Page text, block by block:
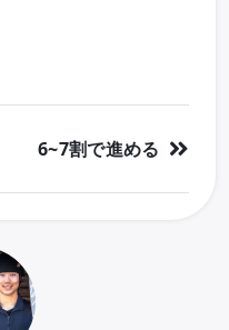
6~7割で進める